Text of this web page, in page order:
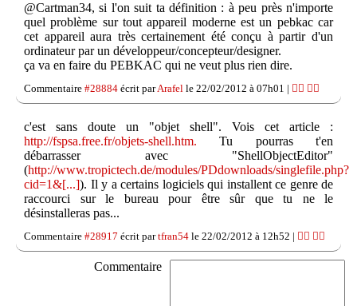
@Cartman34, si l'on suit ta définition : à peu près n'importe
quel problème sur tout appareil moderne est un pebkac car
cet appareil aura très certainement été conçu à partir d'un
ordinateur par un développeur/concepteur/designer.
ça va en faire du PEBKAC qui ne veut plus rien dire.
Commentaire #28884 écrit parArafel le 22/02/2012 à 07h01 | 👍🏽 👎🏽
c'est sans doute un "objet shell". Vois cet article :
http://fspsa.free.fr/objets-shell.htm. Tu pourras t'en
débarrasser avec "ShellObjectEditor"
(http://www.tropictech.de/modules/PDdownloads/singlefile.php?
cid=1&[...]). Il y a certains logiciels qui installent ce genre de
raccourci sur le bureau pour être sûr que tu ne le
désinstalleras pas...
Commentaire #28917 écrit partfran54 le 22/02/2012 à 12h52 | 👍🏽 👎🏽
Commentaire